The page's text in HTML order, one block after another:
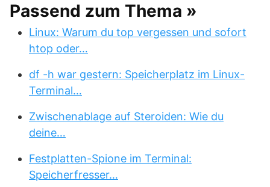
Passend zum Thema »
Linux: Warum du top vergessen und sofort
htop oder…
df -h war gestern: Speicherplatz im Linux-
Terminal…
Zwischenablage auf Steroiden: Wie du
deine…
Festplatten-Spione im Terminal:
Speicherfresser…